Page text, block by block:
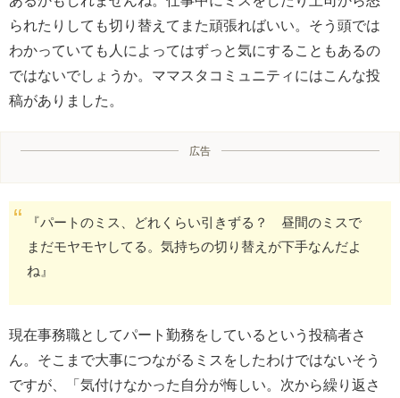
られたりしても切り替えてまた頑張ればいい。そう頭では
わかっていても人によってはずっと気にすることもあるの
ではないでしょうか。ママスタコミュニティにはこんな投
稿がありました。
広告
『パートのミス、どれくらい引きずる？ 昼間のミスで
まだモヤモヤしてる。気持ちの切り替えが下手なんだよ
ね』
現在事務職としてパート勤務をしているという投稿者さ
ん。そこまで大事につながるミスをしたわけではないそう
ですが、「気付けなかった自分が悔しい。次から繰り返さ